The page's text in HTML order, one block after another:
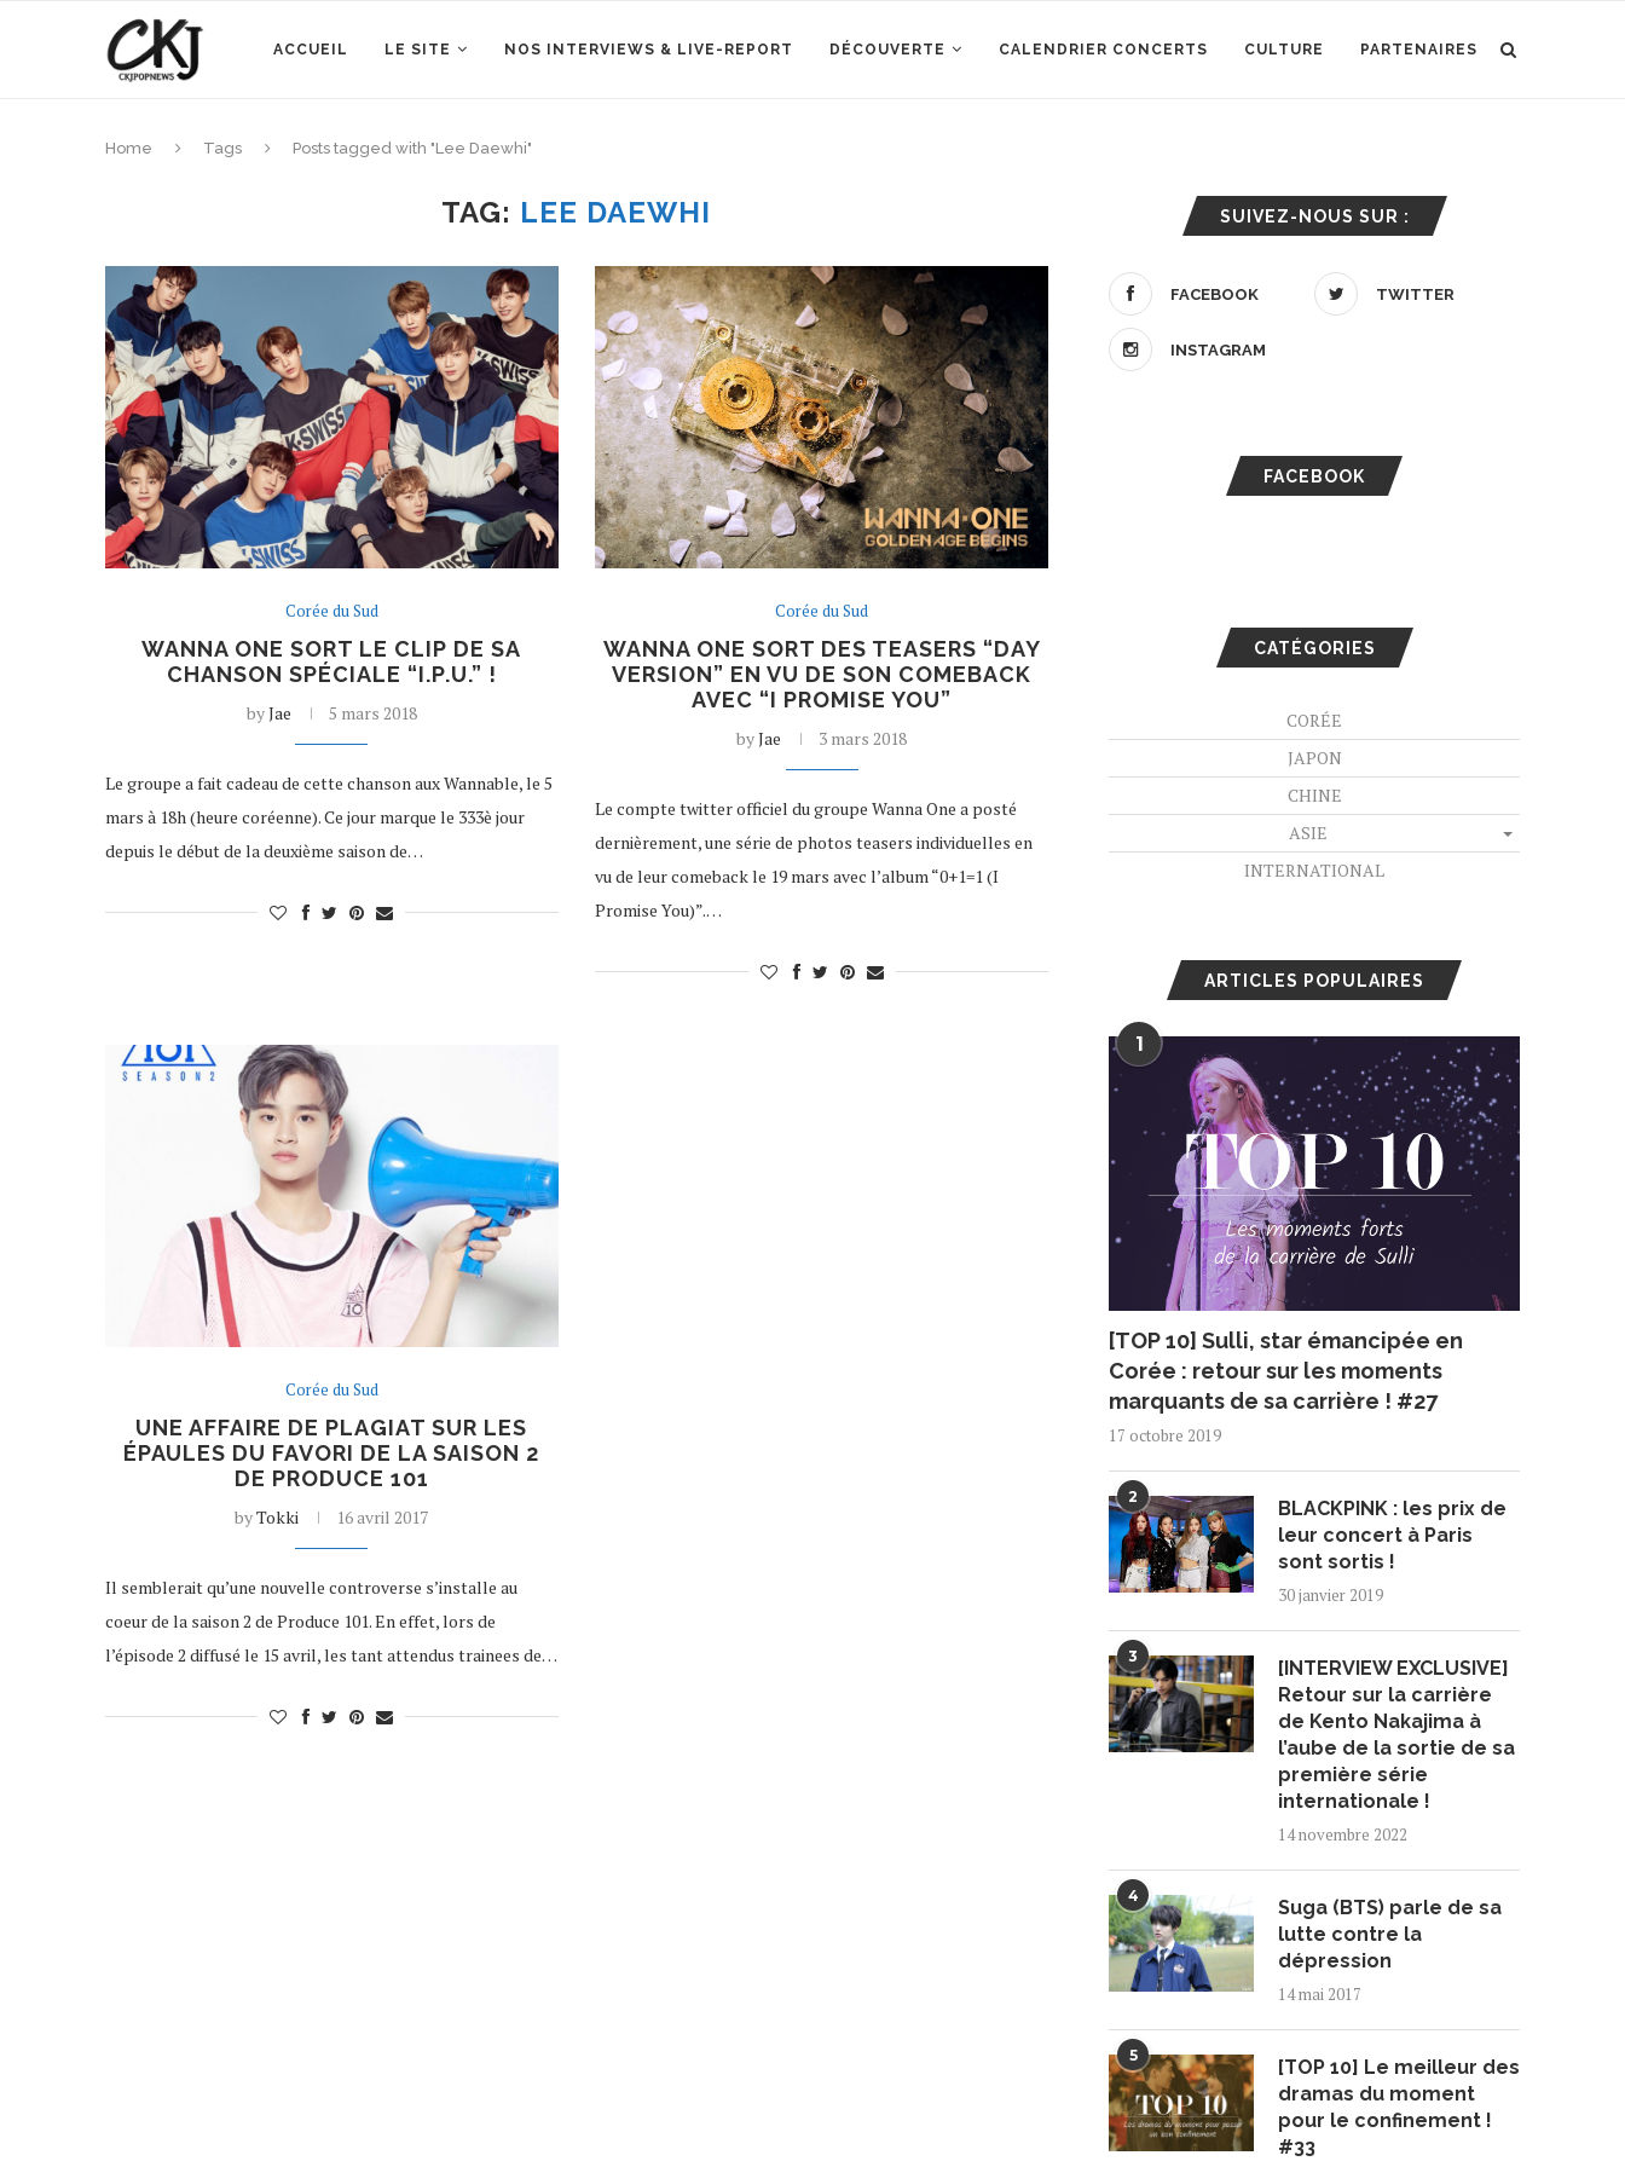
ACCUEIL LE SITE NOS INTERVIEWS & LIVE-REPORT DÉCOUVERTE CALENDRIER CONCERTS CULTURE PARTENAIRES
Home Tags Posts tagged with "Lee Daewhi"
TAG: LEE DAEWHI
Corée du Sud
WANNA ONE SORT LE CLIP DE SA
CHANSON SPÉCIALE “I.P.U.” !
byJae 5 mars 2018
Le groupe a fait cadeau de cette chanson aux Wannable, le 5
mars à 18h (heure coréenne). Ce jour marque le 333è jour
depuis le début de la deuxième saison de…
Corée du Sud
WANNA ONE SORT DES TEASERS “DAY
VERSION” EN VU DE SON COMEBACK
AVEC “I PROMISE YOU”
byJae 3 mars 2018
Le compte twitter officiel du groupe Wanna One a posté
dernièrement, une série de photos teasers individuelles en
vu de leur comeback le 19 mars avec l’album “0+1=1 (I
Promise You)”.…
Corée du Sud
UNE AFFAIRE DE PLAGIAT SUR LES
ÉPAULES DU FAVORI DE LA SAISON 2
DE PRODUCE 101
byTokki 16 avril 2017
Il semblerait qu’une nouvelle controverse s’installe au
coeur de la saison 2 de Produce 101. En effet, lors de
l’épisode 2 diffusé le 15 avril, les tant attendus trainees de…
SUIVEZ-NOUS SUR :
FACEBOOK TWITTER
INSTAGRAM
FACEBOOK
CATÉGORIES
CORÉE
JAPON
CHINE
ASIE
INTERNATIONAL
ARTICLES POPULAIRES
1
[TOP 10] Sulli, star émancipée en
Corée : retour sur les moments
marquants de sa carrière ! #27
17 octobre 2019
2
BLACKPINK : les prix de
leur concert à Paris
sont sortis !
30 janvier 2019
3
[INTERVIEW EXCLUSIVE]
Retour sur la carrière
de Kento Nakajima à
l’aube de la sortie de sa
première série
internationale !
14 novembre 2022
4
Suga (BTS) parle de sa
lutte contre la
dépression
14 mai 2017
5
[TOP 10] Le meilleur des
dramas du moment
pour le confinement !
#33